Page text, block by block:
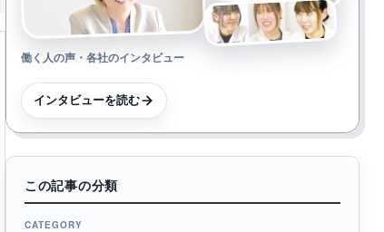
働く人の声・各社のインタビュー
インタビューを読む
この記事の分類
CATEGORY